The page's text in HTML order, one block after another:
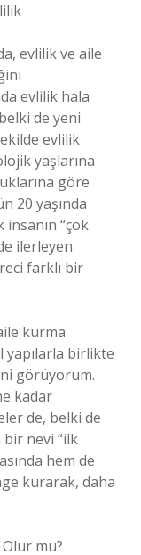
evlilik ve aile
evlilik hala
de yeni
evlilik
yaşlarına
göre
20 yaşında
“çok
ilerleyen
farklı bir
kurma
yapılarla birlikte
görüyorum.
kadar
de, belki de
bir nevi “ilk
hem de
kurarak, daha
mu?